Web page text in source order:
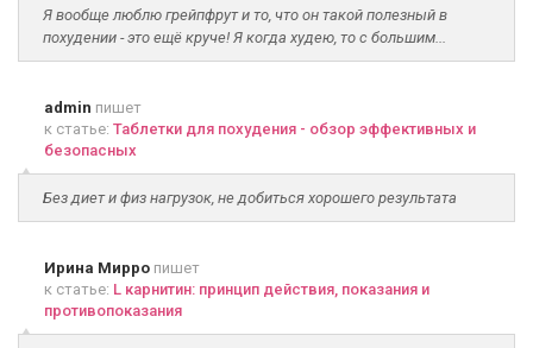
Я вообще люблю грейпфрут и то, что он такой полезный в
похудении - это ещё круче! Я когда худею, то с большим...
admin пишет
к статье: Таблетки для похудения - обзор эффективных и
безопасных
Без диет и физ нагрузок, не добиться хорошего результата
Ирина Мирро пишет
к статье: L карнитин: принцип действия, показания и
противопоказания